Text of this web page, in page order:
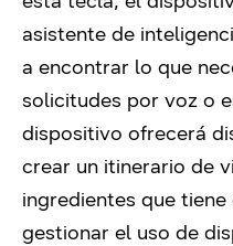
asistente de
a encontrar lo que
solicitudes por voz o
dispositivo ofrecerá
crear un itinerario de
ingredientes que
gestionar el uso de